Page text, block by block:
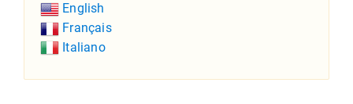
English
Français
Italiano